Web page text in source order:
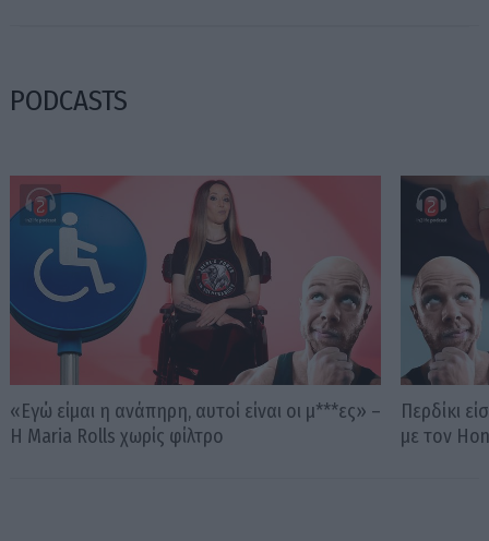
PODCASTS
«Εγώ είμαι η ανάπηρη, αυτοί είναι οι μ***ες» –
Η Maria Rolls χωρίς φίλτρο
Περδίκι
με τον